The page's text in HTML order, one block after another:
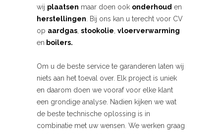
wij plaatsen maar doen ook onderhoud en
herstellingen . Bij ons kan u terecht voor CV
op aardgas stookolie vloerverwarming
en boilers.
Om u de beste service te garanderen laten wij
niets aan het toeval over. Elk project is uniek
en daarom doen we vooraf voor elke klant
een grondige analyse. Nadien kijken we wat
de beste technische oplossing is in
combinatie met uw wensen. We werken graag